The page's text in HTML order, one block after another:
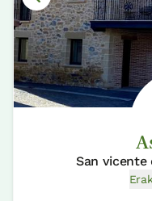
San vicente